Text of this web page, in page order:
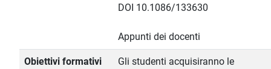
DOI 10.1086/133630
Appunti dei docenti
Obiettivi formativi
Gli studenti acquisiranno le